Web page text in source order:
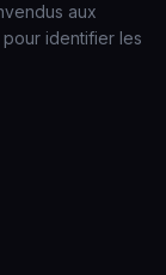
aux
identifier les